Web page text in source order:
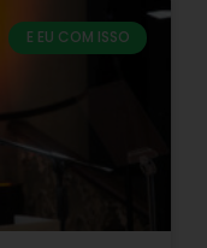
E EU COM ISSO